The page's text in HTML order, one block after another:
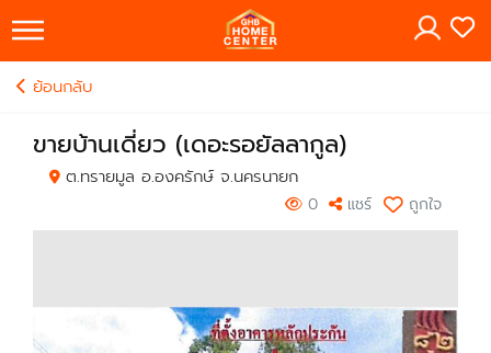
×
ย้อนกลับ
ขายบ้านเดี่ยว (เดอะรอยัลลากูล)
ต.ทรายมูล อ.องครักษ์ จ.นครนายก
0 แชร์ ถูกใจ